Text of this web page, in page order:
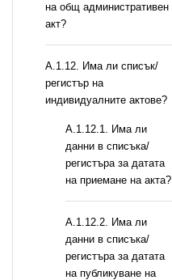
на общ административен
акт?
А.1.12. Има ли списък/
регистър на
индивидуалните актове?
A.1.12.1. Има ли
данни в списъка/
регистъра за датата
на приемане на акта?
A.1.12.2. Има ли
данни в списъка/
регистъра за датата
на публикуване на